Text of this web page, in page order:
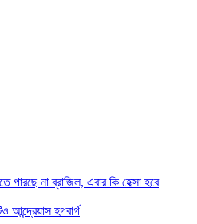
পারছে না ব্রাজিল, এবার কি হেক্সা হবে
আন্দ্রেয়াস হগবার্গ